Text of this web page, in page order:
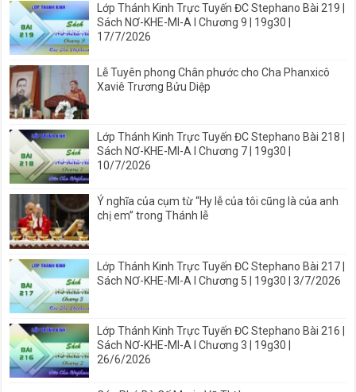
Lớp Thánh Kinh Trực Tuyến ĐC Stephano Bài 219 |
Sách NƠ-KHE-MI-A I Chương 9 | 19g30 |
17/7/2026
Lễ Tuyên phong Chân phước cho Cha Phanxicô
Xaviê Trương Bửu Diệp
Lớp Thánh Kinh Trực Tuyến ĐC Stephano Bài 218 |
Sách NƠ-KHE-MI-A I Chương 7 | 19g30 |
10/7/2026
Ý nghĩa của cụm từ “Hy lễ của tôi cũng là của anh
chị em” trong Thánh lễ
Lớp Thánh Kinh Trực Tuyến ĐC Stephano Bài 217 |
Sách NƠ-KHE-MI-A I Chương 5 | 19g30 | 3/7/2026
Lớp Thánh Kinh Trực Tuyến ĐC Stephano Bài 216 |
Sách NƠ-KHE-MI-A I Chương 3 | 19g30 |
26/6/2026